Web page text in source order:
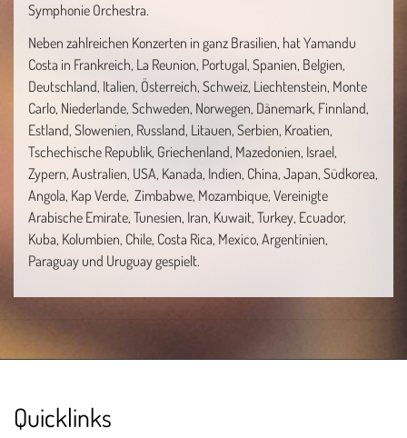
Symphonie Orchestra.
Neben zahlreichen Konzerten in ganz Brasilien, hat Yamandu
Costa in Frankreich, La Reunion, Portugal, Spanien, Belgien,
Deutschland, Italien, Österreich, Schweiz, Liechtenstein, Monte
Carlo, Niederlande, Schweden, Norwegen, Dänemark, Finnland,
Estland, Slowenien, Russland, Litauen, Serbien, Kroatien,
Tschechische Republik, Griechenland, Mazedonien, Israel,
Zypern, Australien, USA, Kanada, Indien, China, Japan, Südkorea,
Angola, Kap Verde, Zimbabwe, Mozambique, Vereinigte
Arabische Emirate, Tunesien, Iran, Kuwait, Turkey, Ecuador,
Kuba, Kolumbien, Chile, Costa Rica, Mexico, Argentinien,
Paraguay und Uruguay gespielt.
Quicklinks